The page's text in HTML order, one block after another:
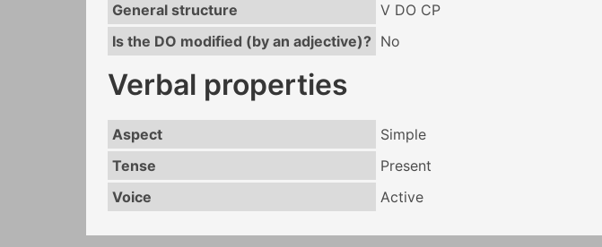
General structure
V DO CP
Is the DO modified (by an adjective)? No
Verbal properties
Aspect
Simple
Tense
Present
Voice
Active